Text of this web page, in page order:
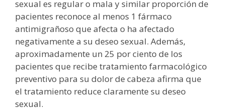
sexual es regular o mala y similar proporción de
pacientes reconoce al menos 1 fármaco
antimigrañoso que afecta o ha afectado
negativamente a su deseo sexual. Además,
aproximadamente un 25 por ciento de los
pacientes que recibe tratamiento farmacológico
preventivo para su dolor de cabeza afirma que
el tratamiento reduce claramente su deseo
sexual.